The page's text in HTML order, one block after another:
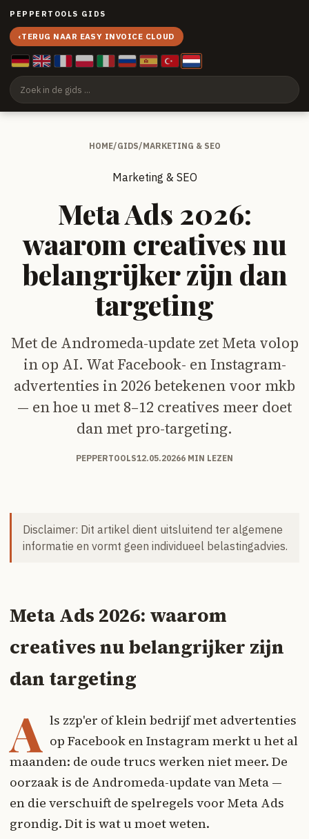
PEPPERTOOLS GIDS
‹TERUG NAAR EASY INVOICE CLOUD
HOME/GIDS/MARKETING & SEO
Marketing & SEO
Meta Ads 2026:
waarom creatives nu
belangrijker zijn dan
targeting
Met de Andromeda-update zet Meta volop
in op AI. Wat Facebook- en Instagram-
advertenties in 2026 betekenen voor mkb
— en hoe u met 8–12 creatives meer doet
dan met pro-targeting.
PEPPERTOOLS12.05.20266 MIN LEZEN
Disclaimer: Dit artikel dient uitsluitend ter algemene
informatie en vormt geen individueel belastingadvies.
Meta Ads 2026: waarom
creatives nu belangrijker zijn
dan targeting
A ls zzp'er of klein bedrijf met advertenties
op Facebook en Instagram merkt u het al
maanden: de oude trucs werken niet meer. De
oorzaak is de Andromeda-update van Meta —
en die verschuift de spelregels voor Meta Ads
grondig. Dit is wat u moet weten.